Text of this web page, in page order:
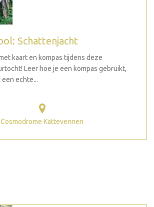
Schattenjacht
kaart en kompas tijdens deze
Leer hoe je een kompas gebruikt,
echte...
Cosmodrome Kattevennen